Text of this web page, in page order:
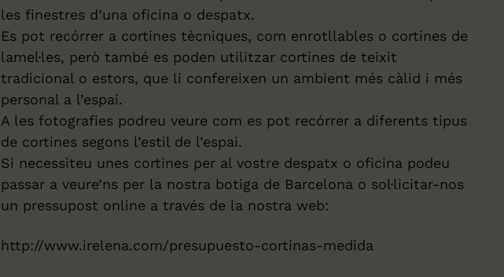
les finestres d’una oficina o despatx.
Es pot recórrer a cortines tècniques, com enrotllables o cortines de
lamel·les, però també es poden utilitzar cortines de teixit
tradicional o estors, que li confereixen un ambient més càlid i més
personal a l’espai.
A les fotografies podreu veure com es pot recórrer a diferents tipus
de cortines segons l’estil de l’espai.
Si necessiteu unes cortines per al vostre despatx o oficina podeu
passar a veure’ns per la nostra botiga de Barcelona o sol·licitar-nos
un pressupost online a través de la nostra web:
http://www.irelena.com/presupuesto-cortinas-medida